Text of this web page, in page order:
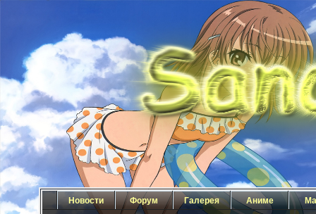
Новости Форум Галерея Аниме